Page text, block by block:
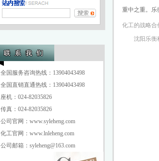
全国服务咨询热线：13904043498
全国直销直通热线：13904043498
座机：024-82035826
传真：024-82035826
公司官网：www.syleheng.com
化工官网：www.lnleheng.com
公司邮箱：syleheng@163.com
重中之重。乐
化工的战略合
沈阳乐衡科